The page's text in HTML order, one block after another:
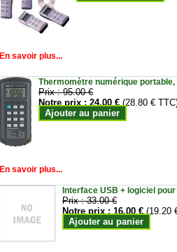
En savoir plus...
Thermomètre numérique
Prix :95.00 €
Notre prix :24.00 € (28.80 €
Ajouter au panier
En savoir plus...
Interface USB + logiciel
Prix :33.00 €
Notre prix :16.00 € (19.20
Ajouter au panier